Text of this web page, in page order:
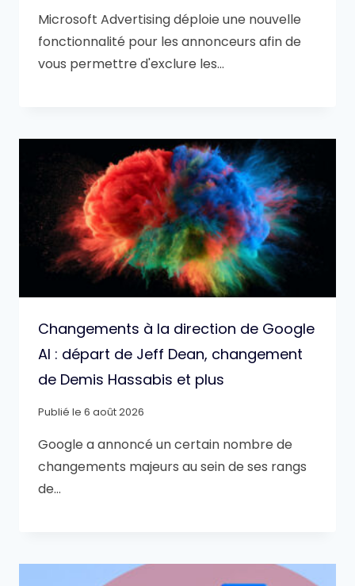
Microsoft Advertising déploie une nouvelle
fonctionnalité pour les annonceurs afin de
vous permettre d'exclure les…
Changements à la direction de Google
AI : départ de Jeff Dean, changement
de Demis Hassabis et plus
Publié le 6 août 2026
Google a annoncé un certain nombre de
changements majeurs au sein de ses rangs
de…